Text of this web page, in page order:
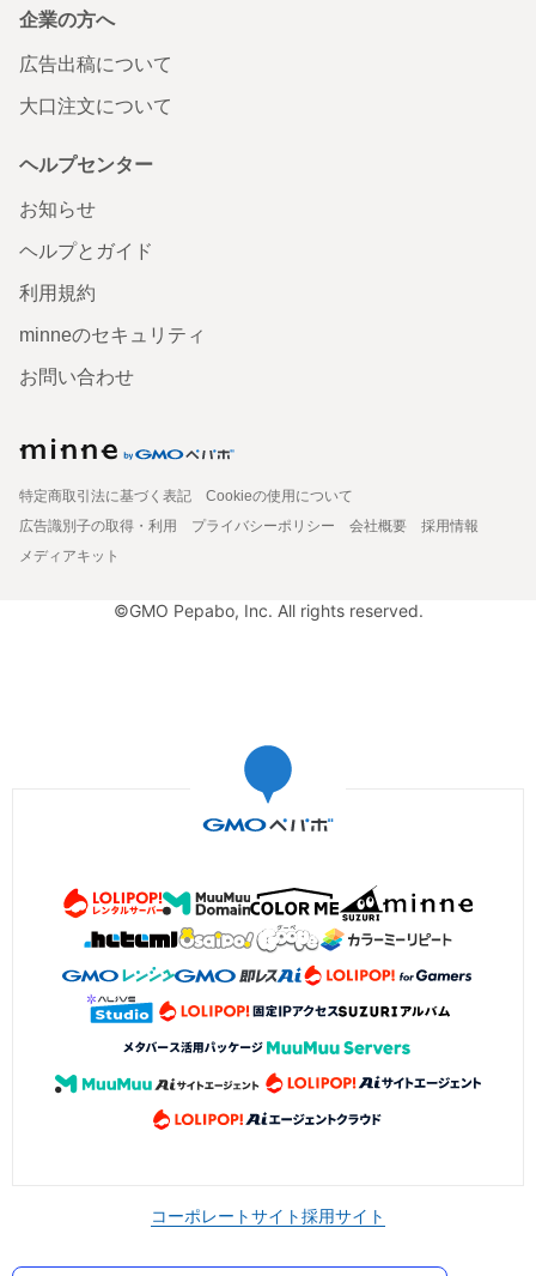
企業の方へ
広告出稿について
大口注文について
ヘルプセンター
お知らせ
ヘルプとガイド
利用規約
minneのセキュリティ
お問い合わせ
特定商取引法に基づく表記
Cookieの使用について
広告識別子の取得・利用
プライバシーポリシー 会社概要
採用情報
メディアキット
©GMO Pepabo, Inc. All rights reserved.
コーポレートサイト採用サイト